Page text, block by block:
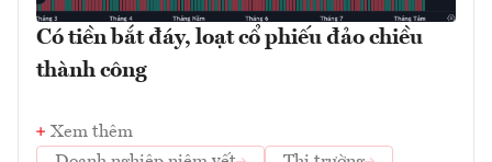
Có tiền bắt đáy, loạt cổ phiếu đảo chiều
thành công
Xem thêm